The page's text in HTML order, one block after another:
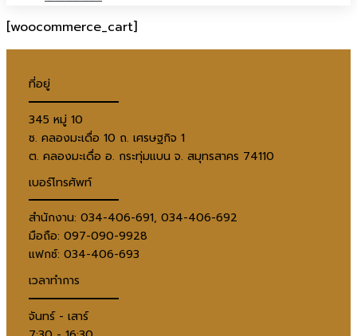
[woocommerce_cart]
ที่อยู่
345 หมู่ 10
ซ. คลองมะเดื่อ 10 ถ. เศรษฐกิจ 1
ต. คลองมะเดื่อ อ. กระทุ่มแบน จ. สมุทรสาคร 74110
เบอร์โทรศัพท์
สำนักงาน: 034-406-691, 034-406-692
มือถือ: 097-090-9928
แฟกซ์: 034-406-693
เวลาทำการ
จันทร์ - เสาร์